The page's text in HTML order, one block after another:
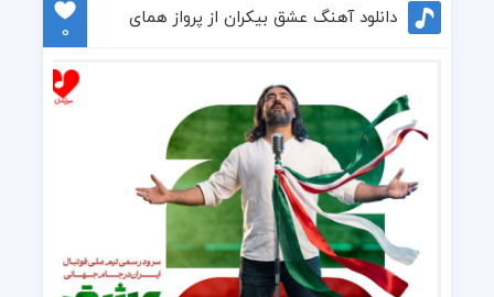
دانلود آهنگ عشق بیکران از پرواز همای
0